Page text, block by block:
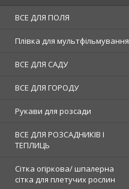
ВСЕ ДЛЯ ПОЛЯ
Плівка для мультфільмування
ВСЕ ДЛЯ САДУ
ВСЕ ДЛЯ ГОРОДУ
Рукави для розсади
ВСЕ ДЛЯ РОЗСАДНИКІВ І
ТЕПЛИЦЬ
Сітка огіркова/ шпалерна
сітка для плетучих рослин